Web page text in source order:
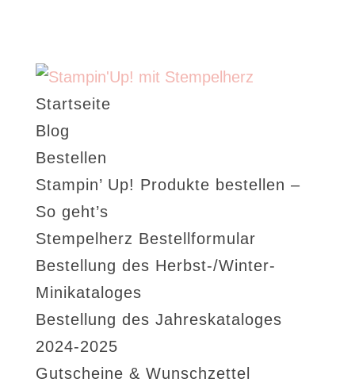
Startseite
Blog
Bestellen
Stampin’ Up! Produkte bestellen –
So geht’s
Stempelherz Bestellformular
Bestellung des Herbst-/Winter-
Minikataloges
Bestellung des Jahreskataloges
2024-2025
Gutscheine & Wunschzettel